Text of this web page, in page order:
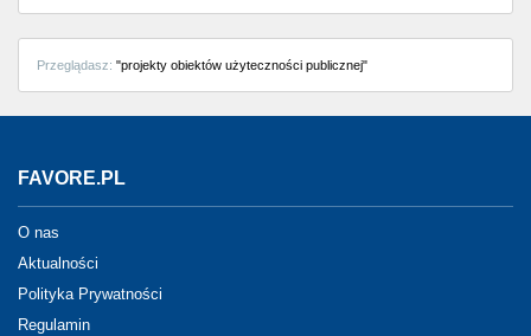
Przeglądasz: "projekty obiektów użyteczności publicznej"
FAVORE.PL
O nas
Aktualności
Polityka Prywatności
Regulamin